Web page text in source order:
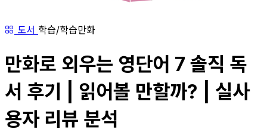
도서 학습/학습만화
만화로 외우는 영단어 7 솔직 독
서 후기 | 읽어볼 만할까? | 실사
용자 리뷰 분석